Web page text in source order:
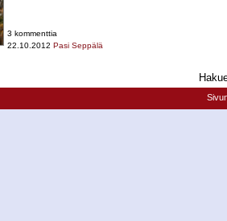
3 kommenttia
22.10.2012 Pasi Seppälä